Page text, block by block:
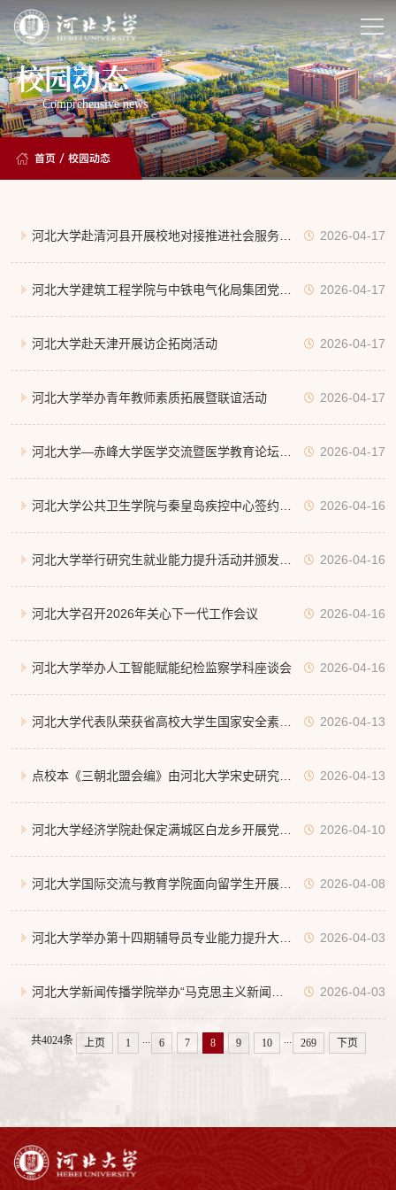
校园动态
Comprehensive news
首页 /校园动态
河北大学赴清河县开展校地对接推进社会服务专
项行动
2026-04-17
河北大学建筑工程学院与中铁电气化局集团党校
开展党建联建交流
2026-04-17
河北大学赴天津开展访企拓岗活动 2026-04-17
河北大学举办青年教师素质拓展暨联谊活动 2026-04-17
河北大学—赤峰大学医学交流暨医学教育论坛举
行
2026-04-17
河北大学公共卫生学院与秦皇岛疾控中心签约共
建研究生联合培养实践基地
2026-04-16
河北大学举行研究生就业能力提升活动并颁发
“石药奖学金”
2026-04-16
河北大学召开2026年关心下一代工作会议 2026-04-16
河北大学举办人工智能赋能纪检监察学科座谈会 2026-04-16
河北大学代表队荣获省高校大学生国家安全素养
展示二等奖
2026-04-13
点校本《三朝北盟会编》由河北大学宋史研究中
心整理出版
2026-04-13
河北大学经济学院赴保定满城区白龙乡开展党建
共建活动
2026-04-10
河北大学国际交流与教育学院面向留学生开展交
通与出入境安全专题讲座
2026-04-08
河北大学举办第十四期辅导员专业能力提升大讲
堂
2026-04-03
河北大学新闻传播学院举办“马克思主义新闻观
铸魂育人实践展”
2026-04-03
共4024条 上页 1 ... 6 7 8 9 10 ... 269 下页